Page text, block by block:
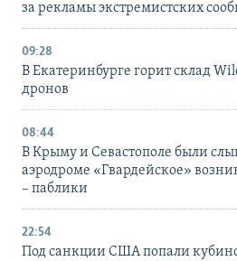
за рекламы экстремистских
09:28
В Екатеринбурге горит склад
дронов
08:44
В Крыму и Севастополе были
аэродроме «Гвардейское»
– паблики
22:54
Под санкции США попали